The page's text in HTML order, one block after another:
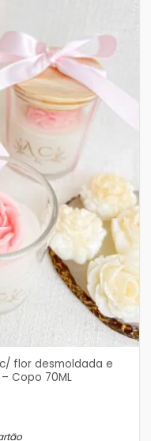
flor desmoldada e
Copo 70ML